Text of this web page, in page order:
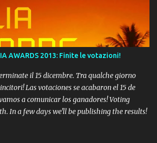
AWARDS 2013: Finite le votazioni!
il 15 dicembre. Tra qualche giorno
Las votaciones se acabaron el 15 de
a comunicar los ganadores! Voting
In a few days we'll be publishing the results!